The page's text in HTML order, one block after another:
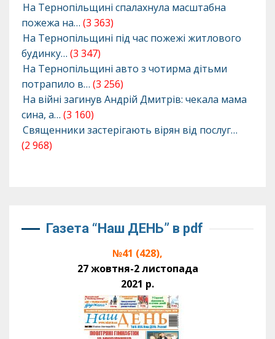
На Тернопільщині спалахнула масштабна
пожежа на… (3 363)
На Тернопільщині під час пожежі житлового
будинку… (3 347)
На Тернопільщині авто з чотирма дітьми
потрапило в… (3 256)
На війні загинув Андрій Дмитрів: чекала мама
сина, а… (3 160)
Священники застерігають вірян від послуг…
(2 968)
Газета “Наш ДЕНЬ” в pdf
№41 (428),
27 жовтня-2 листопада
2021 р.